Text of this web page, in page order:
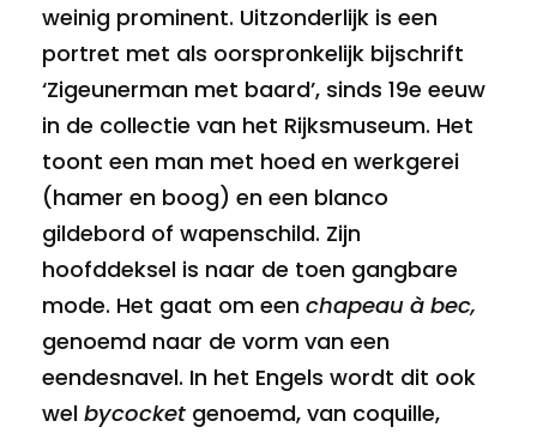
weinig prominent. Uitzonderlijk is een
portret met als oorspronkelijk bijschrift
‘Zigeunerman met baard’, sinds 19e eeuw
in de collectie van het Rijksmuseum. Het
toont een man met hoed en werkgerei
(hamer en boog) en een blanco
gildebord of wapenschild. Zijn
hoofddeksel is naar de toen gangbare
mode. Het gaat om een chapeau à bec,
genoemd naar de vorm van een
eendesnavel. In het Engels wordt dit ook
wel bycocket genoemd, van coquille,